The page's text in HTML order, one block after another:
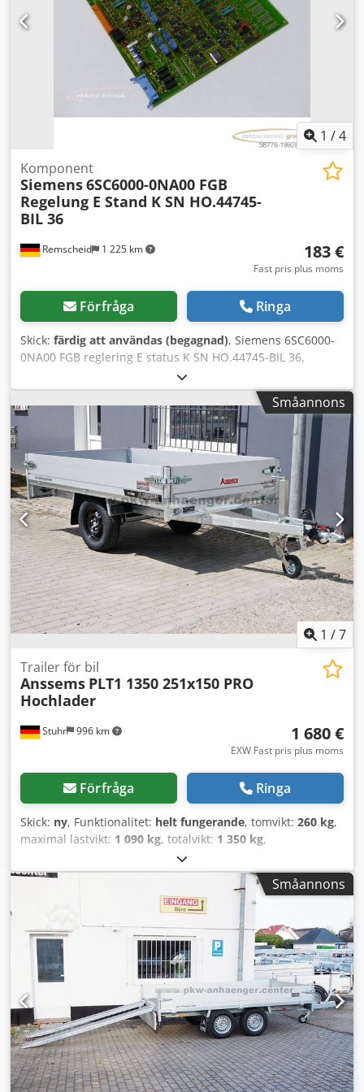
1 /4
Remscheid 1 225 km
Komponent
Siemens6SC6000-0NA00 FGB
Regelung E Stand K SN HO.44745-
BIL 36
183 €
Fast pris plus moms
Förfråga Ringa
Skick: färdig att användas (begagnad), Siemens 6SC6000-
0NA00 FGB reglering E status K SN HO.44745-BIL 36,
begagnad, med mindre bruksspår, 100 % funktionsduglig,
leveransomfattning enligt bilder. Cjdpfxoxagyns Adhjrf
Småannons
1 /7
Stuhr 996 km
Trailer för bil
Anssems PLT1 1350 251x150 PRO
Hochlader
1 680 €
EXW Fast pris plus moms
Förfråga Ringa
Skick: ny, Funktionalitet: helt fungerande, tomvikt: 260 kg,
maximal lastvikt: 1 090 kg, totalvikt: 1 350 kg,
2 510 mm
1 500 mm, lastutrymmeshöjd:300 mm,
Produktinformation "Anssems PLT1 1350 251x150 PRO
flaksläp" Flaksläp från tillverkaren ANSSEMS, modell PLT1
1350.251x150 Pro. Som standardutrustning erbjuder
denna obromsade, enkelaxlade flaksläpvagn från Anssems
aluminiumlämmar, samtliga fällbara och avtagbara, stabila
excenterlås, surröglor invändigt, profilkanaler för
montering av tillbehör eller lastsäkring, stålram, stödhjul
och V-drag. Crjdpfx Aowu A Iysdhjf Tillbehör för Anssems
bilsläp som kapell, presenning, nätkrokar,
galleröverbyggnad, lämmförhöjning, stödställ, box,
spännband och lås erbjuder vi också. ----- Hos oss kan du
dessutom få: · Finansiering · Leasing (endast för företag) ·
Småannons